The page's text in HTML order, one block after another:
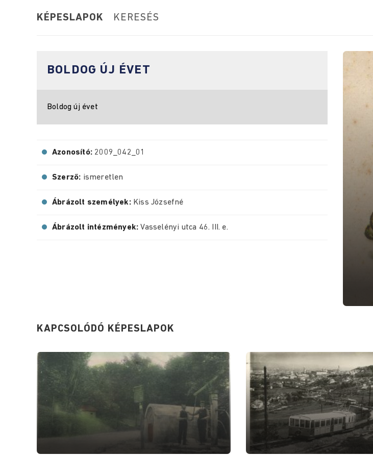
KÉPESLAPOK KERESÉS
BOLDOG ÚJ ÉVET
Boldog új évet
Azonosító: 2009_042_01
Szerző: ismeretlen
Ábrázolt személyek: Kiss Józsefné
Ábrázolt intézmények:Vasselényi utca 46. III. e.
KAPCSOLÓDÓ KÉPESLAPOK